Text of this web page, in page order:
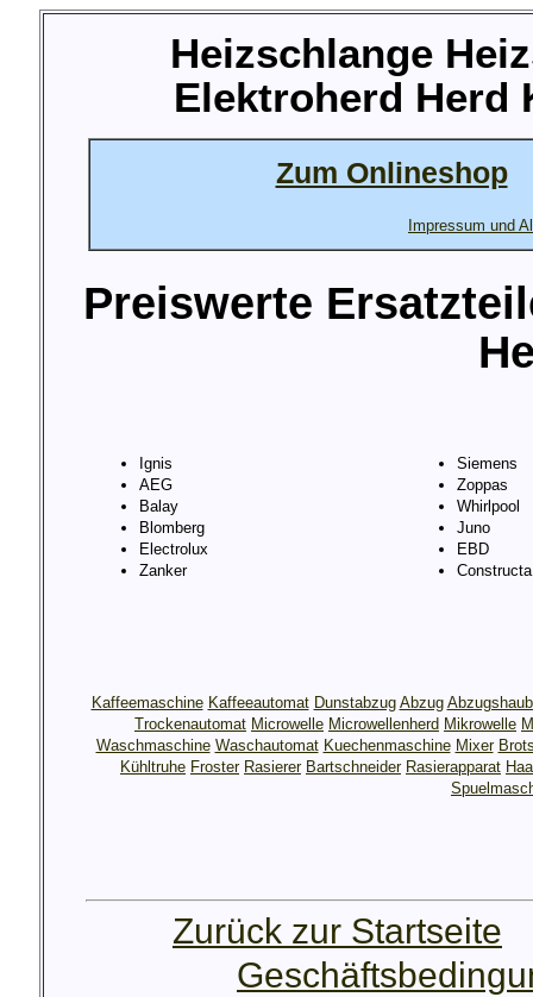
Heizschlange
Elektroherd Herd
Zum Onlineshop
Impressum und
Preiswerte
Ignis
AEG
Balay
Blomberg
Electrolux
Zanker
Siemens
Zoppas
Whirlpool
Juno
EBD
Constructa
Kaffeemaschine Kaffeeautomat Dunstabzug Abzug
Trockenautomat Microwelle Microwellenherd Mikrowelle
Waschmaschine Waschautomat Kuechenmaschine Mixer
Kühltruhe Froster Rasierer Bartschneider Rasierapparat
Zurück zur Startseite